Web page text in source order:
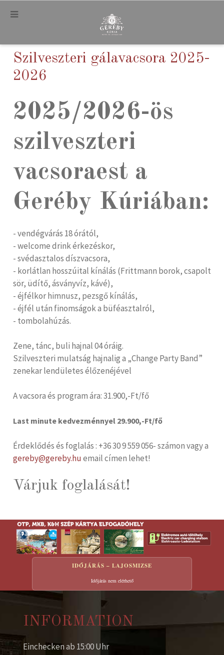
.
Szilveszteri gálavacsora 2025-
2026
2025/2026-ös
szilveszteri
vacsoraest a
Geréby Kúriában:
- vendégvárás 18 órától,
- welcome drink érkezéskor,
- svédasztalos díszvacsora,
- korlátlan hosszúital kínálás (Frittmann borok, csapolt
sör, üdítő, ásványvíz, kávé),
- éjfélkor himnusz, pezsgő kínálás,
- éjfél után finomságok a büféasztalról,
- tombolahúzás.
Zene, tánc, buli hajnal 04 óráig.
Szilveszteri mulatság hajnalig a „Change Party Band”
zenekar lendületes élőzenéjével
A vacsora és program ára: 31.900,-Ft/fő
Last minute kedvezménnyel 29.900,-Ft/fő
Érdeklődés és foglalás : +36 30 9 559 056- számon vagy a
gereby@gereby.huemail címen lehet!
Várjuk foglalását!
IDŐJÁRÁS – LAJOSMIZSE
Időjárás nem elérhető
INFORMATION
Einchecken ab 15:00 Uhr